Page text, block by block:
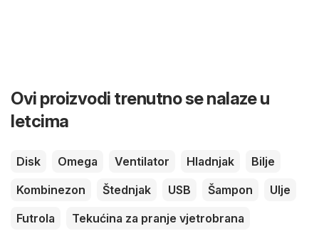
Ovi proizvodi trenutno se nalaze u
letcima
Disk Omega Ventilator Hladnjak
Bilje
Kombinezon
Štednjak USB Šampon
Ulje
Futrola
Tekućina za pranje vjetrobrana